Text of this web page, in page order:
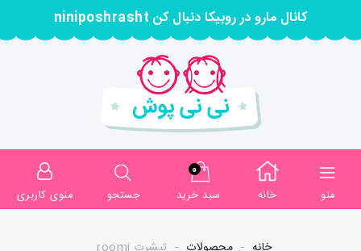
کانال مارو در روبیکا دنبال کن niniposhrasht
منو خانه
0
سبد خرید
جستجو منوی کاربری